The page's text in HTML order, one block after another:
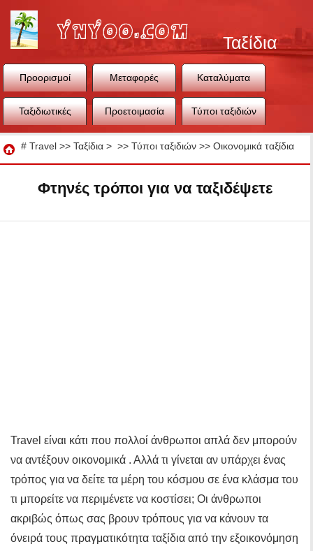
Ταξίδια
Προορισμοί Μεταφορές Καταλύματα
Ταξιδιωτικές Προετοιμασία Τύποι ταξιδιών
Ταξίδια
# Travel >> Ταξίδια > >> Τύποι ταξιδιών >> Οικονομικά ταξίδια
Φτηνές τρόποι για να ταξιδέψετε
Travel είναι κάτι που πολλοί άνθρωποι απλά δεν μπορούν
να αντέξουν οικονομικά . Αλλά τι γίνεται αν υπάρχει ένας
τρόπος για να δείτε τα μέρη του κόσμου σε ένα κλάσμα του
τι μπορείτε να περιμένετε να κοστίσει; Οι άνθρωποι
ακριβώς όπως σας βρουν τρόπους για να κάνουν τα
όνειρά τους πραγματικότητα ταξίδια από την εξοικονόμηση